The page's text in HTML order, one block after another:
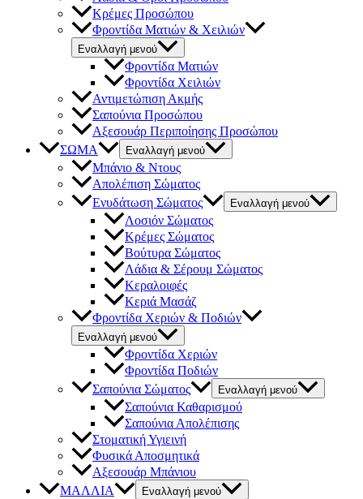
Κρέμες Προσώπου
Φροντίδα Ματιών & Χειλιών
Εναλλαγή μενού
Φροντίδα Ματιών
Φροντίδα Χειλιών
Αντιμετώπιση Ακμής
Σαπούνια Προσώπου
Αξεσουάρ Περιποίησης Προσώπου
ΣΩΜΑ
Εναλλαγή μενού
Μπάνιο & Ντους
Απολέπιση Σώματος
Ενυδάτωση Σώματος
Εναλλαγή μενού
Λοσιόν Σώματος
Κρέμες Σώματος
Βούτυρα Σώματος
Λάδια & Σέρουμ Σώματος
Κεραλοιφές
Κεριά Μασάζ
Φροντίδα Χεριών & Ποδιών
Εναλλαγή μενού
Φροντίδα Χεριών
Φροντίδα Ποδιών
Σαπούνια Σώματος
Εναλλαγή μενού
Σαπούνια Καθαρισμού
Σαπούνια Απολέπισης
Στοματική Υγιεινή
Φυσικά Αποσμητικά
Αξεσουάρ Μπάνιου
ΜΑΛΛΙΑ
Εναλλαγή μενού